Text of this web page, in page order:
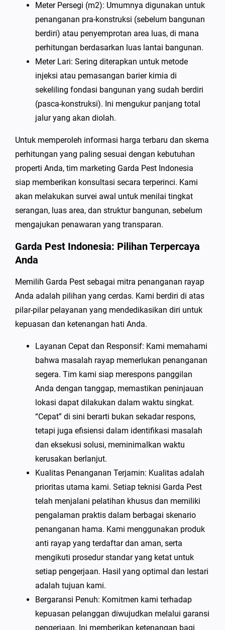
Meter Persegi (m2): Umumnya digunakan untuk
penanganan pra-konstruksi (sebelum bangunan
berdiri) atau penyemprotan area luas, di mana
perhitungan berdasarkan luas lantai bangunan.
Meter Lari: Sering diterapkan untuk metode
injeksi atau pemasangan barier kimia di
sekeliling fondasi bangunan yang sudah berdiri
(pasca-konstruksi). Ini mengukur panjang total
jalur yang akan diolah.
Untuk memperoleh informasi harga terbaru dan skema
perhitungan yang paling sesuai dengan kebutuhan
properti Anda, tim marketing Garda Pest Indonesia
siap memberikan konsultasi secara terperinci. Kami
akan melakukan survei awal untuk menilai tingkat
serangan, luas area, dan struktur bangunan, sebelum
mengajukan penawaran yang transparan.
Garda Pest Indonesia: Pilihan Terpercaya
Anda
Memilih Garda Pest sebagai mitra penanganan rayap
Anda adalah pilihan yang cerdas. Kami berdiri di atas
pilar-pilar pelayanan yang mendedikasikan diri untuk
kepuasan dan ketenangan hati Anda.
Layanan Cepat dan Responsif: Kami memahami
bahwa masalah rayap memerlukan penanganan
segera. Tim kami siap merespons panggilan
Anda dengan tanggap, memastikan peninjauan
lokasi dapat dilakukan dalam waktu singkat.
“Cepat” di sini berarti bukan sekadar respons,
tetapi juga efisiensi dalam identifikasi masalah
dan eksekusi solusi, meminimalkan waktu
kerusakan berlanjut.
Kualitas Penanganan Terjamin: Kualitas adalah
prioritas utama kami. Setiap teknisi Garda Pest
telah menjalani pelatihan khusus dan memiliki
pengalaman praktis dalam berbagai skenario
penanganan hama. Kami menggunakan produk
anti rayap yang terdaftar dan aman, serta
mengikuti prosedur standar yang ketat untuk
setiap pengerjaan. Hasil yang optimal dan lestari
adalah tujuan kami.
Bergaransi Penuh: Komitmen kami terhadap
kepuasan pelanggan diwujudkan melalui garansi
pengerjaan. Ini memberikan ketenangan bagi